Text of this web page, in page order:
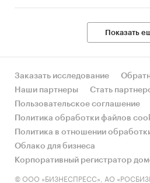
Показать
Заказать исследование
Наши партнеры
Стать
Пользовательское соглашение
Политика обработки файлов
Политика в отношении
Облако для бизнеса
Корпоративный регистратор
© ООО «БИЗНЕСПРЕСС», АО